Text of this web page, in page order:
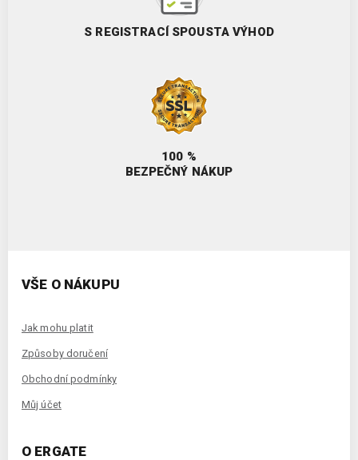
S REGISTRACÍ SPOUSTA VÝHOD
100 %
BEZPEČNÝ NÁKUP
VŠE O NÁKUPU
Jak mohu platit
Způsoby doručení
Obchodní podmínky
Můj účet
O ERGATE